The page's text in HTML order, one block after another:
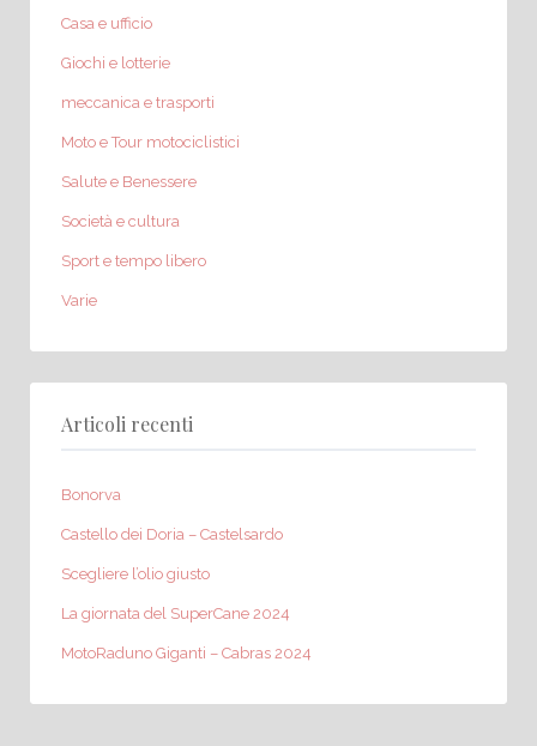
Casa e ufficio
Giochi e lotterie
meccanica e trasporti
Moto e Tour motociclistici
Salute e Benessere
Società e cultura
Sport e tempo libero
Varie
Articoli recenti
Bonorva
Castello dei Doria – Castelsardo
Scegliere l’olio giusto
La giornata del SuperCane 2024
MotoRaduno Giganti – Cabras 2024